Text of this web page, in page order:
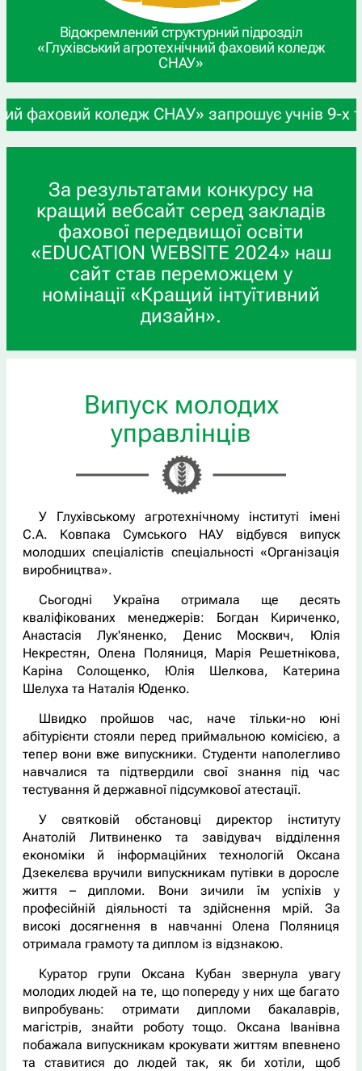
Відокремлений структурний підрозділ
«Глухівський агротехнічний фаховий коледж
СНАУ»
СНАУ» запрошує учнів 9-х та 11-х
За результатами конкурсу на
кращий вебсайт серед закладів
фахової передвищої освіти
«EDUCATION WEBSITE 2024» наш
сайт став переможцем у
номінації «Кращий інтуїтивний
дизайн».
Випуск молодих
управлінців
У Глухівському агротехнічному інституті імені
С.А. Ковпака Сумського НАУ відбувся випуск
молодших спеціалістів спеціальності «Організація
виробництва».
Сьогодні Україна отримала ще десять
кваліфікованих менеджерів: Богдан Кириченко,
Анастасія Лук'яненко, Денис Москвич, Юлія
Некрестян, Олена Поляниця, Марія Решетнікова,
Каріна Солощенко, Юлія Шелкова, Катерина
Шелуха та Наталія Юденко.
Швидко пройшов час, наче тільки-но юні
абітурієнти стояли перед приймальною комісією, а
тепер вони вже випускники. Студенти наполегливо
навчалися та підтвердили свої знання під час
тестування й державної підсумкової атестації.
У святковій обстановці директор інституту
Анатолій Литвиненко та завідувач відділення
економіки й інформаційних технологій Оксана
Дзекелєва вручили випускникам путівки в доросле
життя – дипломи. Вони зичили їм успіхів у
професійній діяльності та здійснення мрій. За
високі досягнення в навчанні Олена Поляниця
отримала грамоту та диплом із відзнакою.
Куратор групи Оксана Кубан звернула увагу
молодих людей на те, що попереду у них ще багато
випробувань: отримати дипломи бакалаврів,
магістрів, знайти роботу тощо. Оксана Іванівна
побажала випускникам крокувати життям впевнено
та ставитися до людей так, як би хотіли, щоб